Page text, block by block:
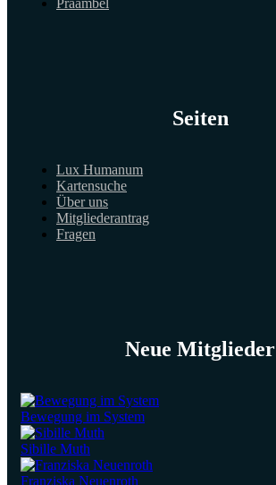
Präambel
Seiten
Lux Humanum
Kartensuche
Über uns
Mitgliederantrag
Fragen
Neue Mitglieder
Bewegung im System
Sibille Muth
Franziska Neuenroth